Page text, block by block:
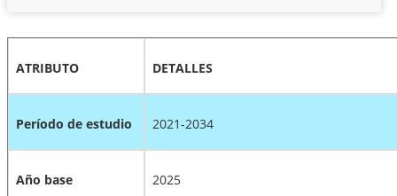
ATRIBUTO DETALLES
Período de estudio 2021-2034
Año base 2025